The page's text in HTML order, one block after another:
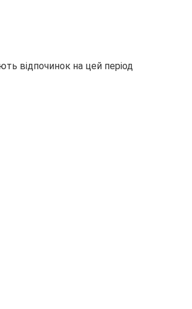
відпочинок на цей період